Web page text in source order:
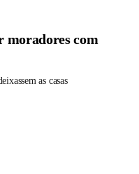
moradores com
as casas